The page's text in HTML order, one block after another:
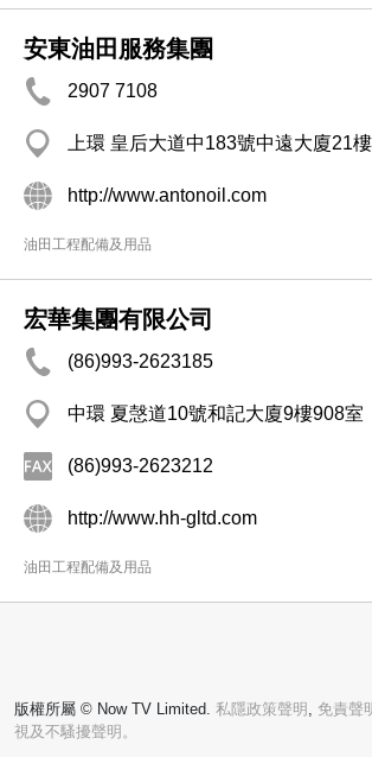
安東油田服務集團
2907 7108
上環 皇后大道中183號中遠大廈21
http://www.antonoil.com
油田工程配備及用品
宏華集團有限公司
(86)993-2623185
中環 夏愨道10號和記大廈9樓908室
(86)993-2623212
http://www.hh-gltd.com
油田工程配備及用品
版權所屬 © Now TV Limited. 私隱政策聲明 , 免責聲
視及不騷擾聲明。